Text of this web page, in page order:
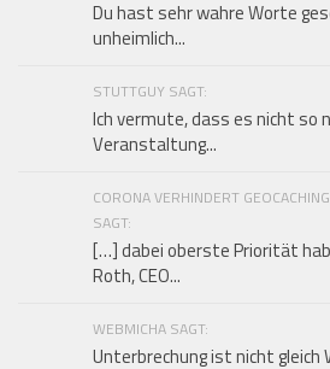
Du hast sehr wahre Worte
unheimlich...
STUTTGUY SAGT:
Ich vermute, dass es nicht so
Veranstaltung...
CORONA VERHINDERT
SAGT:
[…] dabei oberste Priorität
Roth, CEO...
WEBMICHA SAGT:
Unterbrechung ist nicht gleich